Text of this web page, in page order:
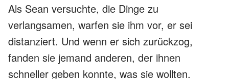
Als Sean versuchte, die Dinge zu
verlangsamen, warfen sie ihm vor, er sei
distanziert. Und wenn er sich zurückzog,
fanden sie jemand anderen, der ihnen
schneller geben konnte, was sie wollten.